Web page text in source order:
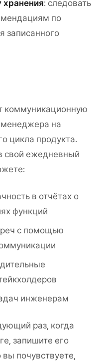
хранения: следовать
по
записанного
коммуникационную
менеджера на
цикла продукта.
свой ежедневный
в отчётах о
функций
с помощью
инженерам
раз, когда
запишите его
вы почувствуете,